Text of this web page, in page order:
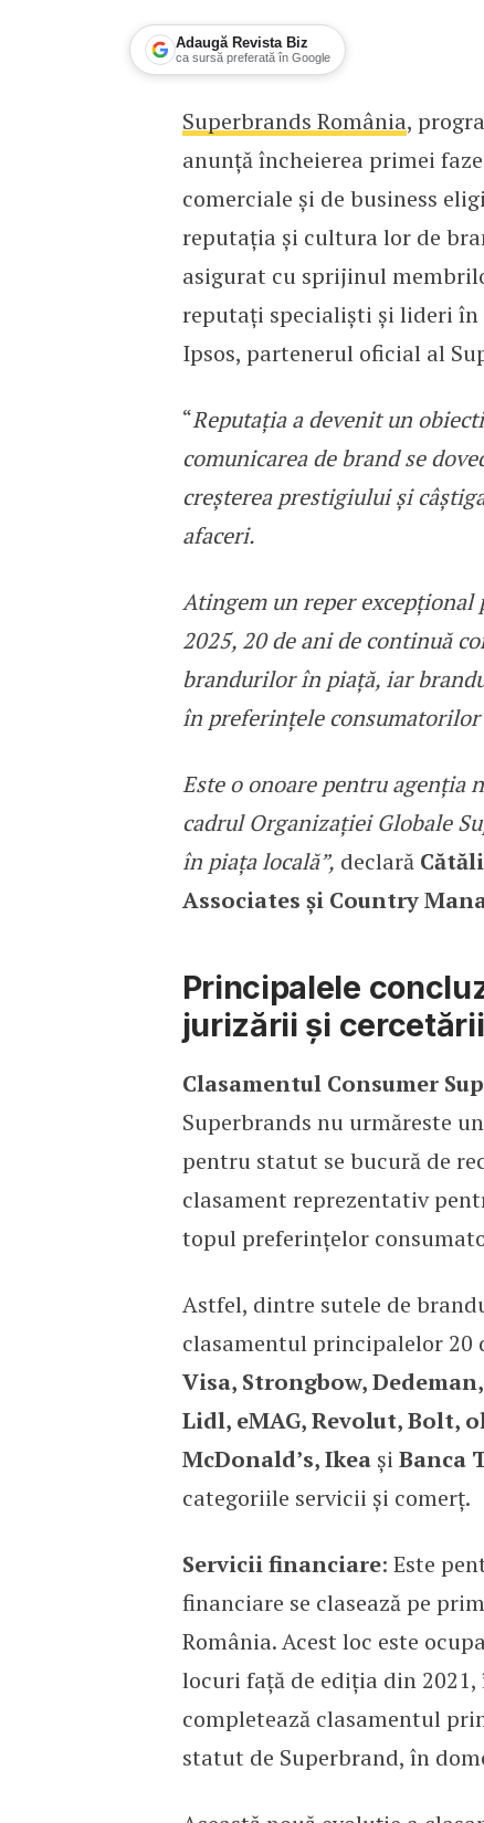
Adaugă Revista Biz
ca sursă preferată în Google
Studiu Superbrands
Superbrands România,
anunță încheierea primei
comerciale și de business
reputația și cultura lor de
asigurat cu sprijinul
reputați specialiști și lideri
Ipsos, partenerul oficial al
“Reputația a devenit un
comunicarea de brand se
creșterea prestigiului și
afaceri.
Atingem un reper
2025, 20 de ani de continuă
brandurilor în piață, iar
în preferințele
Este o onoare pentru agenția
cadrul Organizației Globale
în piața locală”, declară
Associates și Country
Principalele
jurizării și
Clasamentul Consumer
Superbrands nu urmăreste
pentru statut se bucură de
clasament reprezentativ
topul preferințelor
Astfel, dintre sutele de
clasamentul principalelor 20
Visa, Strongbow,
Lidl, eMAG, Revolut, Bolt,
McDonald’s, Ikeași Banca
categoriile servicii și comerț.
Servicii financiare: Este
financiare se clasează pe
România. Acest loc este
locuri față de ediția din
completează clasamentul
statut de Superbrand, în